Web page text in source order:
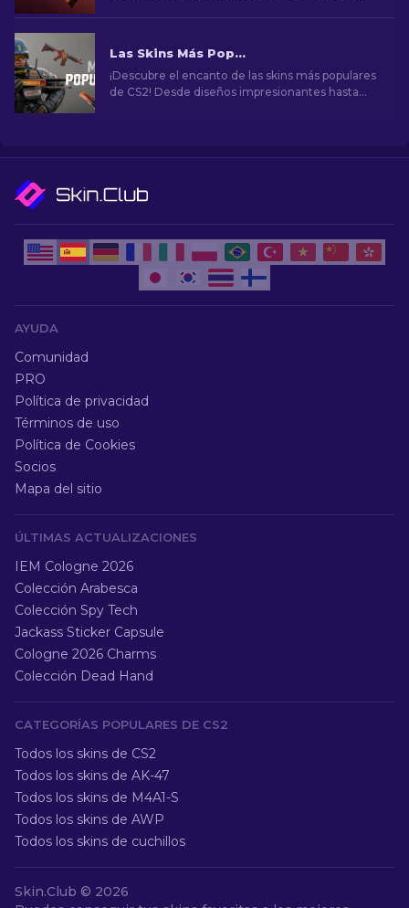
Las Skins Más Populares en CS2
¡Descubre el encanto de las skins más populares
de CS2! Desde diseños impresionantes hasta
AYUDA
Comunidad
PRO
Política de privacidad
Términos de uso
Política de Cookies
Socios
Mapa del sitio
ÚLTIMAS ACTUALIZACIONES
IEM Cologne 2026
Colección Arabesca
Colección Spy Tech
Jackass Sticker Capsule
Cologne 2026 Charms
Colección Dead Hand
CATEGORÍAS POPULARES DE CS2
Todos los skins de CS2
Todos los skins de AK-47
Todos los skins de M4A1-S
Todos los skins de AWP
Todos los skins de cuchillos
Skin.Club © 2026